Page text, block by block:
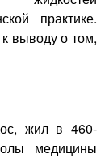
практике.
выводу о том,
жил в 460-
медицины